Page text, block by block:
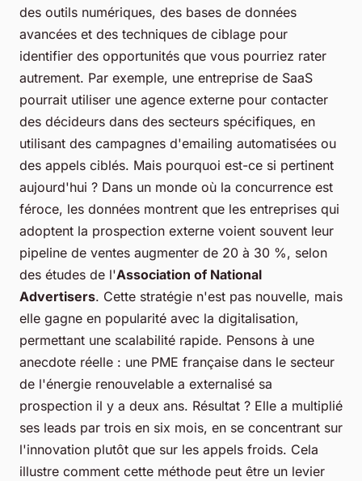
des outils numériques, des bases de données
avancées et des techniques de ciblage pour
identifier des opportunités que vous pourriez rater
autrement. Par exemple, une entreprise de SaaS
pourrait utiliser une agence externe pour contacter
des décideurs dans des secteurs spécifiques, en
utilisant des campagnes d'emailing automatisées ou
des appels ciblés. Mais pourquoi est-ce si pertinent
aujourd'hui ? Dans un monde où la concurrence est
féroce, les données montrent que les entreprises qui
adoptent la prospection externe voient souvent leur
pipeline de ventes augmenter de 20 à 30 %, selon
des études de l'Association of National
Advertisers. Cette stratégie n'est pas nouvelle, mais
elle gagne en popularité avec la digitalisation,
permettant une scalabilité rapide. Pensons à une
anecdote réelle : une PME française dans le secteur
de l'énergie renouvelable a externalisé sa
prospection il y a deux ans. Résultat ? Elle a multiplié
ses leads par trois en six mois, en se concentrant sur
l'innovation plutôt que sur les appels froids. Cela
illustre comment cette méthode peut être un levier